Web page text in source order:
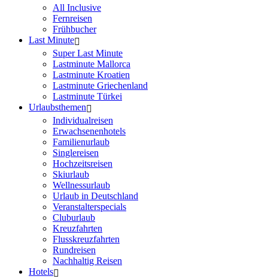
All Inclusive
Fernreisen
Frühbucher
Last Minute
Super Last Minute
Lastminute Mallorca
Lastminute Kroatien
Lastminute Griechenland
Lastminute Türkei
Urlaubsthemen
Individualreisen
Erwachsenenhotels
Familienurlaub
Singlereisen
Hochzeitsreisen
Skiurlaub
Wellnessurlaub
Urlaub in Deutschland
Veranstalterspecials
Cluburlaub
Kreuzfahrten
Flusskreuzfahrten
Rundreisen
Nachhaltig Reisen
Hotels